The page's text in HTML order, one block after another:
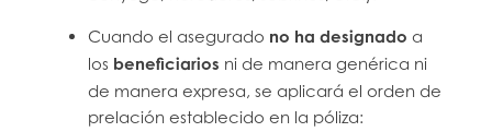
Cuando el asegurado no ha designado a
los beneficiarios ni de manera genérica ni
de manera expresa, se aplicará el orden de
prelación establecido en la póliza: